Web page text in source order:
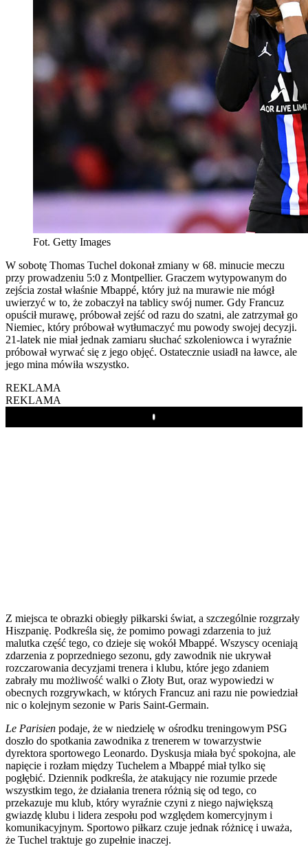
Fot. Getty Images
W sobotę Thomas Tuchel dokonał zmiany w 68. minucie meczu
przy prowadzeniu 5:0 z Montpellier. Graczem wytypowanym do
zejścia został właśnie Mbappé, który już na murawie nie mógł
uwierzyć w to, że zobaczył na tablicy swój numer. Gdy Francuz
opuścił murawę, próbował zejść od razu do szatni, ale zatrzymał go
Niemiec, który próbował wytłumaczyć mu powody swojej decyzji.
21-latek nie miał jednak zamiaru słuchać szkoleniowca i wyraźnie
próbował wyrwać się z jego objęć. Ostatecznie usiadł na ławce, ale
jego mina mówiła wszystko.
REKLAMA
REKLAMA
Play
Z miejsca te obrazki obiegły piłkarski świat, a szczególnie rozgrzały
Hiszpanię. Podkreśla się, że pomimo powagi zdarzenia to już
malutka część tego, co dzieje się wokół Mbappé. Wszyscy oceniają
zdarzenia z poprzedniego sezonu, gdy zawodnik nie ukrywał
rozczarowania decyzjami trenera i klubu, które jego zdaniem
zabrały mu możliwość walki o Złoty But, oraz wypowiedzi w
obecnych rozgrywkach, w których Francuz ani razu nie powiedział
nic o kolejnym sezonie w Paris Saint-Germain.
Le Parisien podaje, że w niedzielę w ośrodku treningowym PSG
doszło do spotkania zawodnika z trenerem w towarzystwie
dyrektora sportowego Leonardo. Dyskusja miała być spokojna, ale
napięcie i rozłam między Tuchelem a Mbappé miał tylko się
pogłębić. Dziennik podkreśla, że atakujący nie rozumie przede
wszystkim tego, że działania trenera różnią się od tego, co
przekazuje mu klub, który wyraźnie czyni z niego największą
gwiazdę klubu i lidera zespołu pod względem komercyjnym i
komunikacyjnym. Sportowo piłkarz czuje jednak różnicę i uważa,
że Tuchel traktuje go zupełnie inaczej.